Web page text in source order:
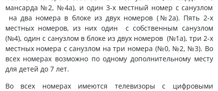
мансарда №2, №4а), и один 3-х местный номер с санузлом
на два номера в блоке из двух номеров (№2а). Пять 2-х
местных номеров, из них один с собственным санузлом
(№4), один с санузлом в блоке из двух номеров (№1а), три 2-х
местных номера с санузлом на три номера (№0, №2, №3). Во
всех номерах возможно по одному дополнительному месту
для детей до 7 лет.
Во всех номерах имеются телевизоры с цифровыми